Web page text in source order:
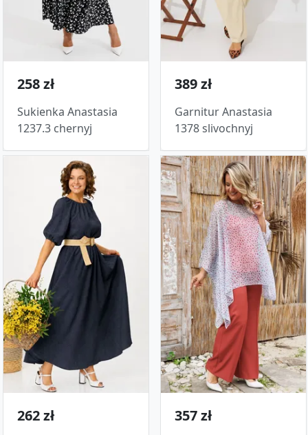
258 zł
Sukienka Anastasia
1237.3 chernyj
389 zł
Garnitur Anastasia
1378 slivochnyj
262 zł 357 zł